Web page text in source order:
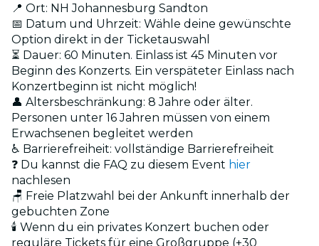
📍 Ort: NH Johannesburg Sandton
📅 Datum und Uhrzeit: Wähle deine gewünschte
Option direkt in der Ticketauswahl
⏳ Dauer: 60 Minuten. Einlass ist 45 Minuten vor
Beginn des Konzerts. Ein verspäteter Einlass nach
Konzertbeginn ist nicht möglich!
👤 Altersbeschränkung: 8 Jahre oder älter.
Personen unter 16 Jahren müssen von einem
Erwachsenen begleitet werden
♿ Barrierefreiheit: vollständige Barrierefreiheit
❓ Du kannst die FAQ zu diesem Event hier
nachlesen
🪑 Freie Platzwahl bei der Ankunft innerhalb der
gebuchten Zone
🕯️ Wenn du ein privates Konzert buchen oder
reguläre Tickets für eine Großgruppe (+30